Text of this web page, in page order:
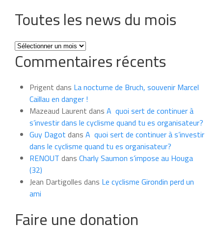
Toutes les news du mois
Toutes
les
news
mois
Commentaires récents
Prigent dans La nocturne de Bruch, souvenir Marcel
Caillau en danger !
Mazeaud Laurent dans A quoi sert de continuer à
s’investir dans le cyclisme quand tu es organisateur?
Guy Dagot dans A quoi sert de continuer à s’investir
dans le cyclisme quand tu es organisateur?
RENOUT dans Charly Saumon s’impose au Houga
(32)
Jean Dartigolles dans Le cyclisme Girondin perd un
ami
Faire une donation